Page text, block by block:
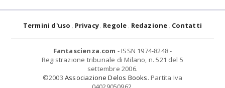
Termini d'uso Privacy Regole Redazione Contatti
Fantascienza.com - ISSN 1974-8248 -
Registrazione tribunale di Milano, n. 521 del 5
settembre 2006.
©2003 Associazione Delos Books. Partita Iva